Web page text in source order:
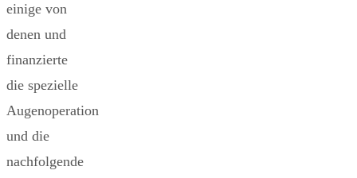
einige von
denen und
finanzierte
die spezielle
Augenoperation
und die
nachfolgende